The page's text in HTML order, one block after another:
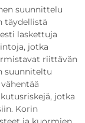
suunnittelu
täydellistä
laskettuja
jotka
riittävän
suunniteltu
jotka
Korin